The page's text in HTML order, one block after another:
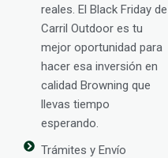
reales. El Black Friday de
Carril Outdoor es tu
mejor oportunidad para
hacer esa inversión en
calidad Browning que
llevas tiempo
esperando.
Trámites y Envío